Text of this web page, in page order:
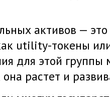
активов —
utility-токены
для этой группы
растет и